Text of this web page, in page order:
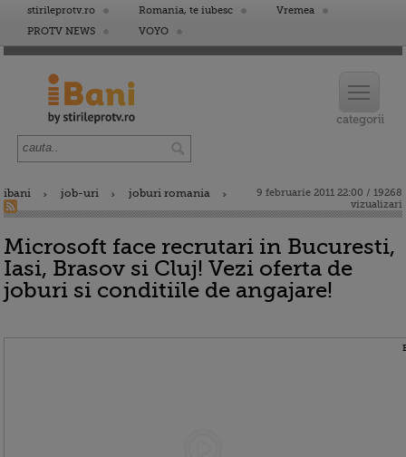
stirileprotv.ro Romania, te iubesc
Vremea
PROTV NEWS
VOYO
ibani job-uri joburi romania
9 februarie 2011 22:00 / 19268
vizualizari
Microsoft face recrutari in Bucuresti,
Iasi, Brasov si Cluj! Vezi oferta de
joburi si conditiile de angajare!